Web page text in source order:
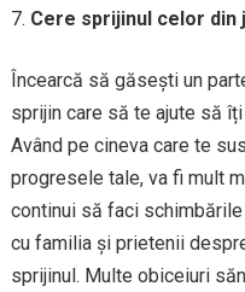
Cere sprijinul celor din
Încearcă să găsești un
sprijin care să te ajute să
Având pe cineva care te
progresele tale, va fi mult
continui să faci
cu familia și prietenii
sprijinul. Multe obiceiuri